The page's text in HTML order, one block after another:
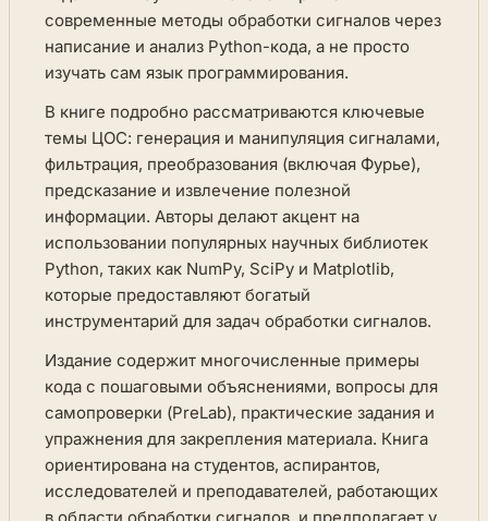
современные методы обработки сигналов через
написание и анализ Python-кода, а не просто
изучать сам язык программирования.
В книге подробно рассматриваются ключевые
темы ЦОС: генерация и манипуляция сигналами,
фильтрация, преобразования (включая Фурье),
предсказание и извлечение полезной
информации. Авторы делают акцент на
использовании популярных научных библиотек
Python, таких как NumPy, SciPy и Matplotlib,
которые предоставляют богатый
инструментарий для задач обработки сигналов.
Издание содержит многочисленные примеры
кода с пошаговыми объяснениями, вопросы для
самопроверки (PreLab), практические задания и
упражнения для закрепления материала. Книга
ориентирована на студентов, аспирантов,
исследователей и преподавателей, работающих